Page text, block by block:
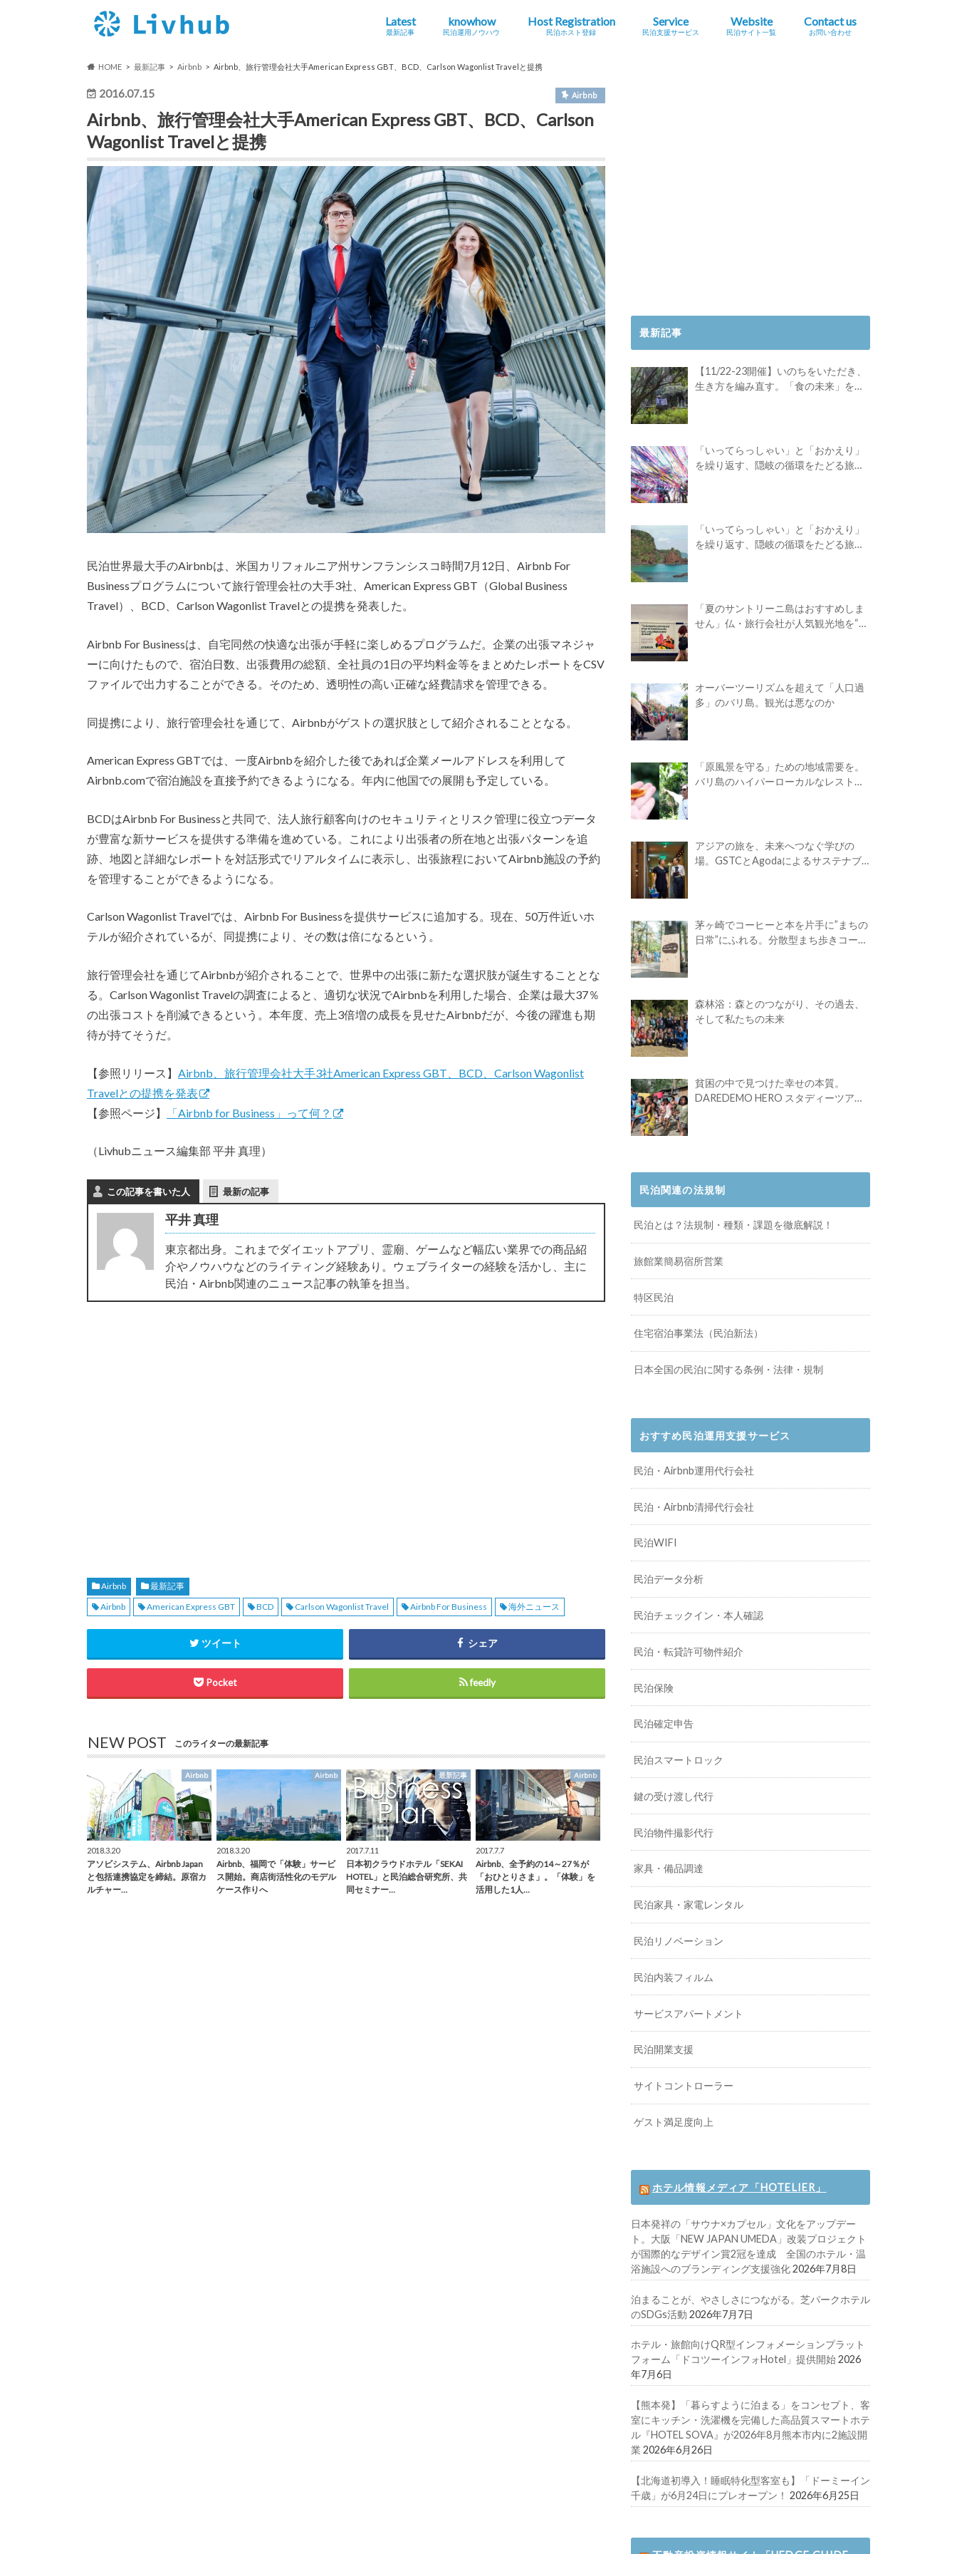
Latest
最新記事
knowhow
民泊運用ノウハウ
Host Registration
民泊ホスト登録
Service
民泊支援サービス
Website
民泊サイト一覧
Contact us
お問い合わせ
HOME 最新記事 Airbnb Airbnb、旅行管理会社大手American Express GBT、BCD、Carlson Wagonlist Travelと提携
2016.07.15 Airbnb
Airbnb、旅行管理会社大手American Express GBT、BCD、Carlson
Wagonlist Travelと提携
民泊世界最大手のAirbnbは、米国カリフォルニア州サンフランシスコ時間7月12日、Airbnb For
Businessプログラムについて旅行管理会社の大手3社、American Express GBT（Global Business
Travel）、BCD、Carlson Wagonlist Travelとの提携を発表した。
Airbnb For Businessは、自宅同然の快適な出張が手軽に楽しめるプログラムだ。企業の出張マネジャ
ーに向けたもので、宿泊日数、出張費用の総額、全社員の1日の平均料金等をまとめたレポートをCSV
ファイルで出力することができる。そのため、透明性の高い正確な経費請求を管理できる。
同提携により、旅行管理会社を通じて、Airbnbがゲストの選択肢として紹介されることとなる。
American Express GBTでは、一度Airbnbを紹介した後であれば企業メールアドレスを利用して
Airbnb.comで宿泊施設を直接予約できるようになる。年内に他国での展開も予定している。
BCDはAirbnb For Businessと共同で、法人旅行顧客向けのセキュリティとリスク管理に役立つデータ
が豊富な新サービスを提供する準備を進めている。これにより出張者の所在地と出張パターンを追
跡、地図と詳細なレポートを対話形式でリアルタイムに表示し、出張旅程においてAirbnb施設の予約
を管理することができるようになる。
Carlson Wagonlist Travelでは、Airbnb For Businessを提供サービスに追加する。現在、50万件近いホ
テルが紹介されているが、同提携により、その数は倍になるという。
旅行管理会社を通じてAirbnbが紹介されることで、世界中の出張に新たな選択肢が誕生することとな
る。Carlson Wagonlist Travelの調査によると、適切な状況でAirbnbを利用した場合、企業は最大37％
の出張コストを削減できるという。本年度、売上3倍増の成長を見せたAirbnbだが、今後の躍進も期
待が持てそうだ。
【参照リリース】 Airbnb、旅行管理会社大手3社American Express GBT、BCD、Carlson Wagonlist
Travelとの提携を発表
【参照ページ】
「Airbnb for Business」って何？
（Livhubニュース編集部 平井 真理）
この記事を書いた人 最新の記事
平井 真理
東京都出身。これまでダイエットアプリ、霊廟、ゲームなど幅広い業界での商品紹
介やノウハウなどのライティング経験あり。ウェブライターの経験を活かし、主に
民泊・Airbnb関連のニュース記事の執筆を担当。
Airbnb
最新記事
Airbnb
American Express GBT BCD Carlson Wagonlist Travel Airbnb For Business 海外ニュース
ツイート シェア
Pocket feedly
NEW POST このライターの最新記事
Airbnb
2018.3.20
アソビシステム、Airbnb Japan
と包括連携協定を締結。原宿カ
ルチャー…
Airbnb
2018.3.20
Airbnb、福岡で「体験」サービ
ス開始。商店街活性化のモデル
ケース作りへ
最新記事
2017.7.11
日本初クラウドホテル「SEKAI
HOTEL」と民泊総合研究所、共
同セミナー…
Airbnb
2017.7.7
Airbnb、全予約の14～27％が
「おひとりさま」。「体験」を
活用した1人…
最新記事
【11/22-23開催】いのちをいただき、
生き方を編み直す。「食の未来」を対
「いってらっしゃい」と「おかえり」
を繰り返す、隠岐の循環をたどる旅
「いってらっしゃい」と「おかえり」
を繰り返す、隠岐の循環をたどる旅
「夏のサントリーニ島はおすすめしま
せん」仏・旅行会社が人気観光地を“デ
オーバーツーリズムを超えて「人口過
多」のバリ島。観光は悪なのか
「原風景を守る」ための地域需要を。
バリ島のハイパーローカルなレストラ
アジアの旅を、未来へつなぐ学びの
場。GSTCとAgodaによるサステナブ
茅ヶ崎でコーヒーと本を片手に”まちの
日常”にふれる。分散型まち歩きコーヒ
森林浴：森とのつながり、その過去、
そして私たちの未来
貧困の中で見つけた幸せの本質。
DAREDEMO HERO スタディーツアー
民泊関連の法規制
民泊とは？法規制・種類・課題を徹底解説！
旅館業簡易宿所営業
特区民泊
住宅宿泊事業法（民泊新法）
日本全国の民泊に関する条例・法律・規制
おすすめ民泊運用支援サービス
民泊・Airbnb運用代行会社
民泊・Airbnb清掃代行会社
民泊WIFI
民泊データ分析
民泊チェックイン・本人確認
民泊・転貸許可物件紹介
民泊保険
民泊確定申告
民泊スマートロック
鍵の受け渡し代行
民泊物件撮影代行
家具・備品調達
民泊家具・家電レンタル
民泊リノベーション
民泊内装フィルム
サービスアパートメント
民泊開業支援
サイトコントローラー
ゲスト満足度向上
ホテル情報メディア「HOTELIER」
日本発祥の「サウナ×カプセル」文化をアップデー
ト。大阪「NEW JAPAN UMEDA」改装プロジェクト
が国際的なデザイン賞2冠を達成 全国のホテル・温
浴施設へのブランディング支援強化2026年7月8日
泊まることが、やさしさにつながる。芝パークホテル
のSDGs活動 2026年7月7日
ホテル・旅館向けQR型インフォメーションプラット
フォーム「ドコツーインフォHotel」提供開始2026
年7月6日
【熊本発】「暮らすように泊まる」をコンセプト、客
室にキッチン・洗濯機を完備した高品質スマートホテ
ル『HOTEL SOVA』が2026年8月熊本市内に2施設開
業 2026年6月26日
【北海道初導入！睡眠特化型客室も】「ドーミーイン
千歳」が6月24日にプレオープン！ 2026年6月25日